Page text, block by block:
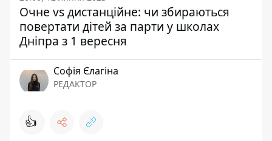
Очне vs дистанційне: чи збираються
повертати дітей за парти у школах
Дніпра з 1 вересня
Софія Єлагіна
РЕДАКТОР
👍